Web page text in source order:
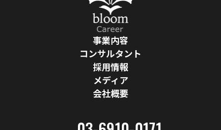
事業内容
コンサルタント
採用情報
メディア
会社概要